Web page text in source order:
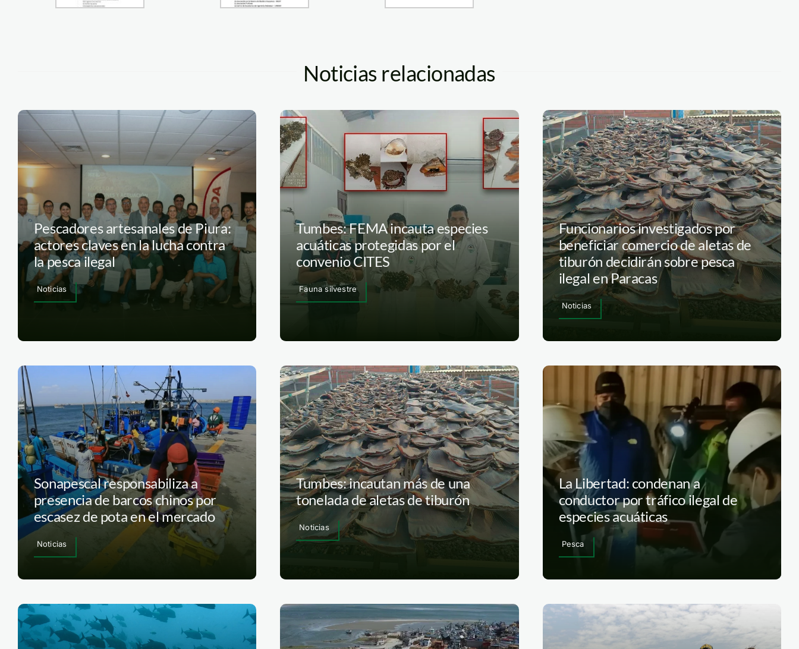
Noticias relacionadas
Pescadores artesanales de Piura:
actores claves en la lucha contra
la pesca ilegal
Noticias
Tumbes: FEMA incauta especies
acuáticas protegidas por el
convenio CITES
Fauna silvestre
Funcionarios investigados por
beneficiar comercio de aletas de
tiburón decidirán sobre pesca
ilegal en Paracas
Noticias
Sonapescal responsabiliza a
presencia de barcos chinos por
escasez de pota en el mercado
Noticias
Tumbes: incautan más de una
tonelada de aletas de tiburón
Noticias
La Libertad: condenan a
conductor por tráfico ilegal de
especies acuáticas
Pesca